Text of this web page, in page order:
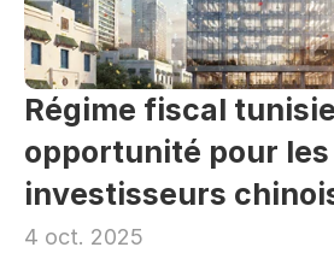
Ressources NEW
Experts
French
Régime fiscal
opportunité pour les
investisseurs
4 oct. 2025